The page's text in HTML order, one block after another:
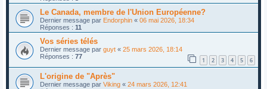
Le Canada, membre de l'Union Européenne?
Dernier message par Endorphin « 06 mai 2026, 18:34
Réponses : 11
Vos séries télés
Dernier message par guyt « 25 mars 2026, 18:14
Réponses : 77 1 2 3 4 5 6
L'origine de "Après"
Dernier message par Viking « 24 mars 2026, 12:41